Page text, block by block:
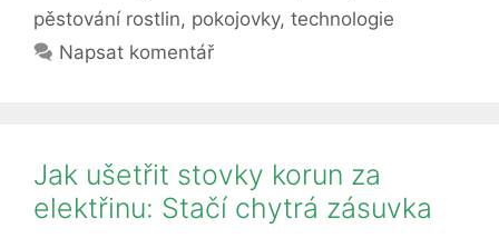
chytré
pěstování rostlin, pokojovky, technologie
Napsat komentář
Jak ušetřit stovky korun za
elektřinu: Stačí chytrá zásuvka